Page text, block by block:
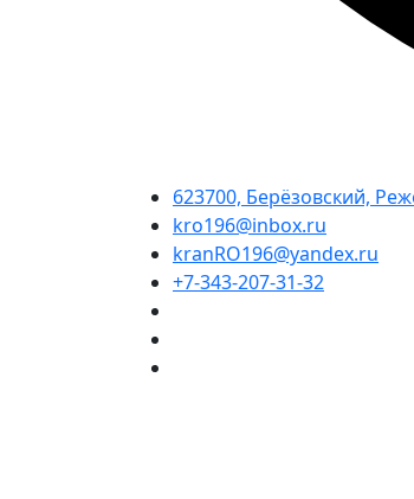
623700, Берёзовский,
kro196@inbox.ru
kranRO196@yandex.ru
+7-343-207-31-32